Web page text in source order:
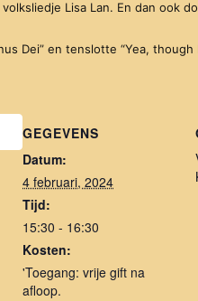
Lisa Lan. En dan ook
Dei” en tenslotte “Yea,
GEGEVENS
Datum:
4 februari, 2024
Tijd:
15:30 - 16:30
Kosten:
'Toegang: vrije gift na
afloop.